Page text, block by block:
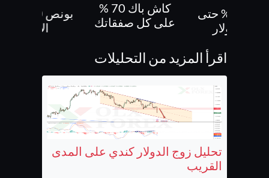
بونص 30% حتى
كاش باك 70 %
على كل صفقاتك
الايداع
اقرأ المزيد من التحليلات
تحليل زوج الدولار كندي على المدى
القريب